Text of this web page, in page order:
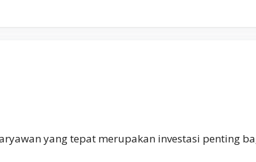
yang tepat merupakan investasi penting